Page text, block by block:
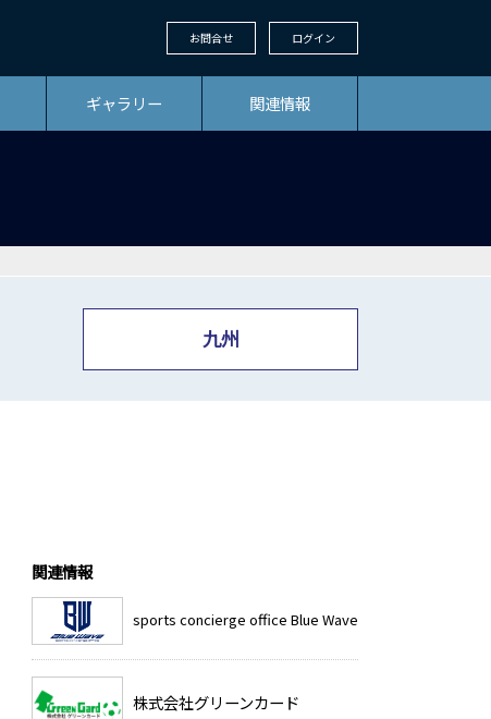
お問合せ ログイン
ギャラリー 関連情報
九州
関連情報
sports concierge office Blue Wave
株式会社グリーンカード